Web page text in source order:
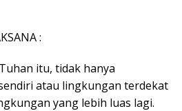
:
itu, tidak hanya
atau lingkungan terdekat
yang lebih luas lagi.